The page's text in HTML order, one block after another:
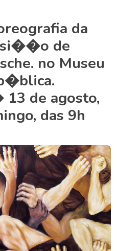
da
de
no Museu
de agosto,
das 9h